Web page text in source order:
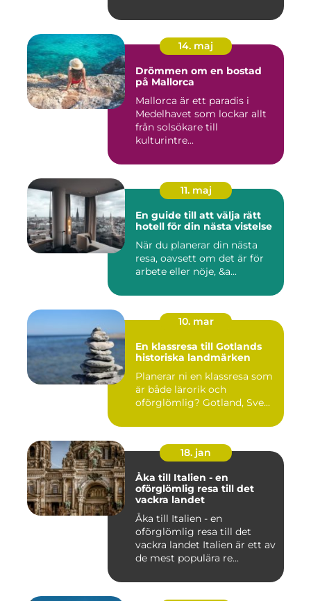
14. maj
Drömmen om en bostad
på Mallorca
Mallorca är ett paradis i
Medelhavet som lockar allt
från solsökare till
kulturintre...
11. maj
En guide till att välja rätt
hotell för din nästa vistelse
När du planerar din nästa
resa, oavsett om det är för
arbete eller nöje, &a...
10. mar
En klassresa till Gotlands
historiska landmärken
Planerar ni en klassresa som
är både lärorik och
oförglömlig? Gotland, Sve...
18. jan
Åka till Italien - en
oförglömlig resa till det
vackra landet
Åka till Italien - en
oförglömlig resa till det
vackra landet Italien är ett av
de mest populära re...